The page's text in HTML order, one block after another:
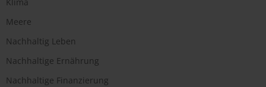
Meere
Nachhaltig Leben
Nachhaltige Ernährung
Nachhaltige Finanzierung